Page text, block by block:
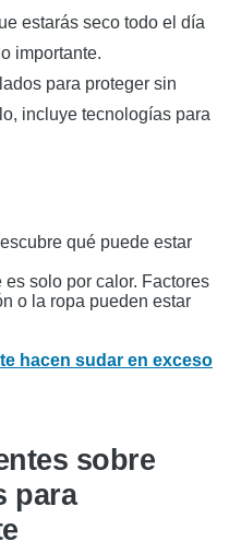
estarás seco todo el día
importante.
para proteger sin
incluye tecnologías para
qué puede estar
solo por calor. Factores
o la ropa pueden estar
hacen sudar en exceso
sobre
para